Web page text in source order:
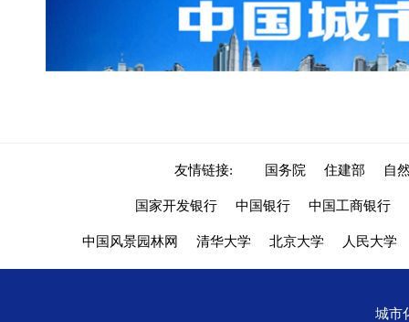
友情链接: 国务院 住建部 自
国家开发银行 中国银行 中国工商银行
中国风景园林网 清华大学 北京大学 人民大学
城市